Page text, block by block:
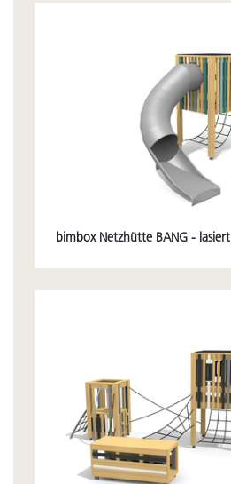
bimbox Netzhütte BANG - lasiert